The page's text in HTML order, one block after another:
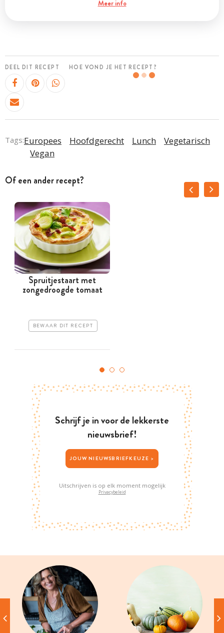
Meer info
DEEL DIT RECEPT HOE VOND JE HET RECEPT?
Tags:Europees Hoofdgerecht Lunch
Vegetarisch
Vegan
Of een ander recept?
Spruitjestaart met
zongedroogde tomaat
BEWAAR DIT RECEPT
Schrijf je in voor de lekkerste
nieuwsbrief!
JOUW NIEUWSBRIEFKEUZE >
Uitschrijven is op elk moment mogelijk
Privacybeleid